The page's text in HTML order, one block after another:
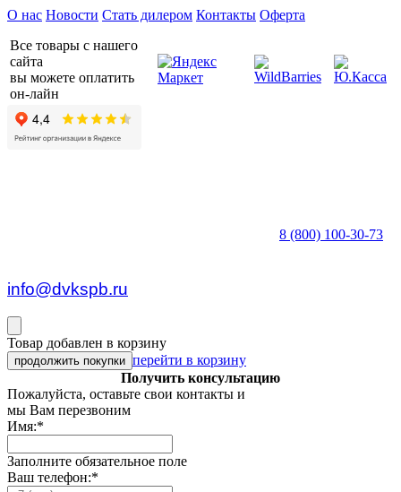
О нас Новости Стать дилером Контакты Оферта
Все товары с нашего
сайта
вы можете оплатить
он-лайн
8 (800) 100-30-73
info@dvkspb.ru
Товар добавлен в корзину
продолжить покупки перейти в корзину
Получить консультацию
Пожалуйста, оставьте свои контакты и
мы Вам перезвоним
Имя:*
Заполните обязательное поле
Ваш телефон:*